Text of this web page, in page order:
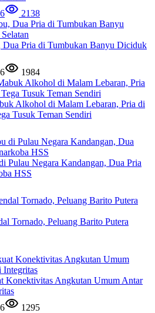
2138
Dua Pria di Tumbukan Banyu Diciduk
1984
Alkohol di Malam Lebaran, Pria di
Tusuk Teman Sendiri
Pulau Negara Kandangan, Dua Pria
HSS
Tornado, Peluang Barito Putera
Konektivitas Angkutan Umum Antar
1295